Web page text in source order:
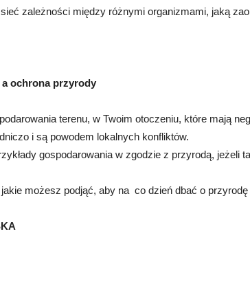
zależności między różnymi organizmami, jaką
ochrona przyrody
terenu, w Twoim otoczeniu, które mają
i są powodem lokalnych konfliktów.
gospodarowania w zgodzie z przyrodą, jeżeli
jakie możesz podjąć, aby na co dzień dbać o